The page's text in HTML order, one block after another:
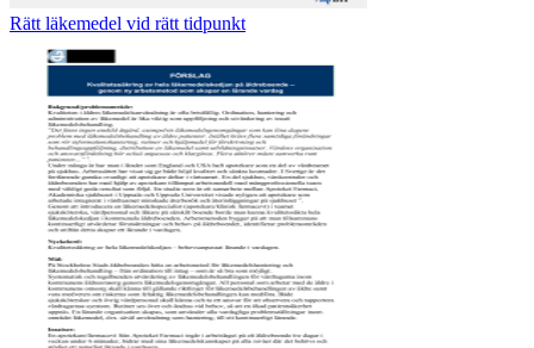
Rätt läkemedel vid rätt tidpunkt